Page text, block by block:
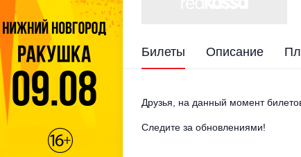
Билеты Описание
Друзья, на данный момент
Следите за обновлениями!